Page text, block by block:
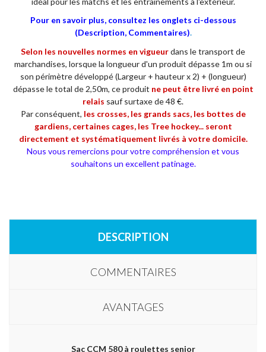
Pour en savoir plus, consultez les onglets ci-dessous
(Description, Commentaires).
Selon les nouvelles normes en vigueurdans le transport de
marchandises, lorsque la longueur d'un produit dépasse 1m ou si
son périmètre développé (Largeur + hauteur x 2) + (longueur)
dépasse le total de 2,50m, ce produit ne peut être livré en point
relais sauf surtaxe de 48 €.
Par conséquent, les crosses, les grands sacs, les bottes de
gardiens, certaines cages, les Tree hockey... seront
directement et systématiquement livrés à votre domicile.
Nous vous remercions pour votre compréhension et vous
souhaitons un excellent patinage.
DESCRIPTION
COMMENTAIRES
AVANTAGES
Sac CCM 580 à roulettes senior